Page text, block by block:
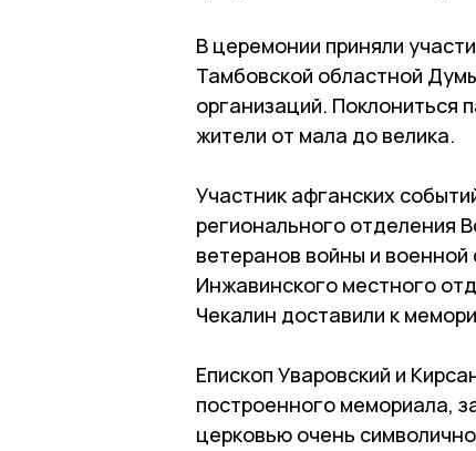
В церемонии приняли
Тамбовской областной
организаций. Поклониться
жители от мала до велика.
Участник афганских
регионального отделения
ветеранов войны и
Инжавинского местного
Чекалин доставили к
Епископ Уваровский и
построенного мемориала,
церковью очень